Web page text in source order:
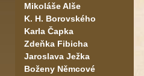
Mikoláše Alše
K. H. Borovského
Karla Čapka
Zdeňka Fibicha
Jaroslava Ježka
Boženy Němcové